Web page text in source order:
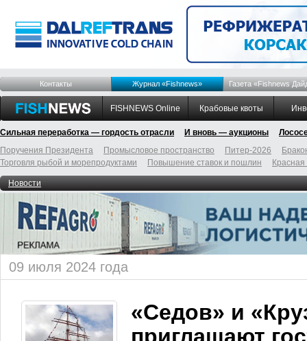
Контакты Журнал «Fishnews» Газета «Fishnews
FISHNEWS Online Крабовые квоты
Сильная переработка — гордость отрасли И вновь — аукционы
Поручения Президента
Промысловое пространство Питер-2026
Торговля рыбой и морепродуктами
Повышение ставок и пошлин
Новости
09 июля 2024 года
«Седов» и